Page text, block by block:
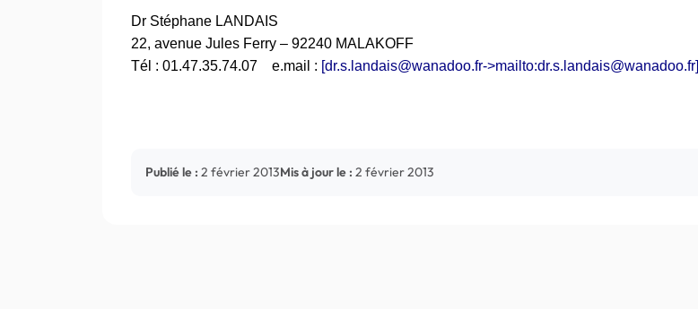
Dr Stéphane LANDAIS
22, avenue Jules Ferry – 92240 MALAKOFF
Tél : 01.47.35.74.07
e.mail : [dr.s.landais@wanadoo.fr->mailto:dr.s.landais@wanadoo.fr]
Publié le : 2 février 2013Mis à jour le : 2 février 2013